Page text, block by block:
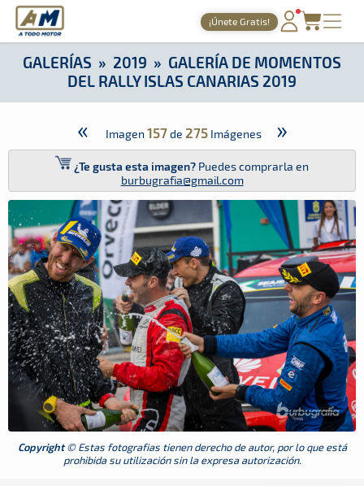
A Todo Motor · Revista del motor desde 1999
¡Únete Gratis!
PORTADA
TIEMPOS ONLINE
AGENDA
TIENDA
ARCHIVO
A Todo Motor Galería de Momentos del
GALERÍAS » 2019 » GALERÍA DE MOMENTOS
DEL RALLY ISLAS CANARIAS 2019
« Imagen 157de 275Imágenes »
¿Te gusta esta imagen? Puedes comprarla en
burbugrafia@gmail.com
Copyright© Estas fotografias tienen derecho de autor, por lo que está
prohibida su utilización sin la expresa autorización.